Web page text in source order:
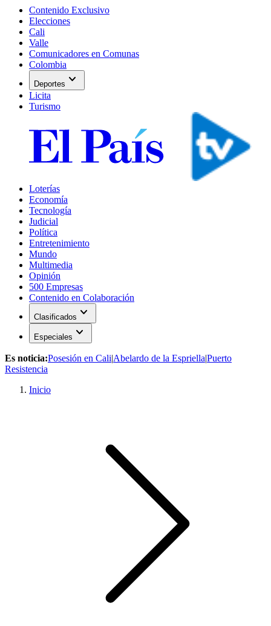
Contenido Exclusivo
Elecciones
Cali
Valle
Comunicadores en Comunas
Colombia
Deportes expand_more
Licita
Turismo
Loterías
Economía
Tecnología
Judicial
Política
Entretenimiento
Mundo
Multimedia
Opinión
500 Empresas
Contenido en Colaboración
Clasificados expand_more
Especiales expand_more
Es noticia:Posesión en Cali|Abelardo de la Espriella|Puerto
Resistencia
Inicio